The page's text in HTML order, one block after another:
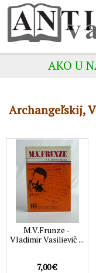
AKO U
Archangeľskij,
M.V.Frunze -
Vladimir Vasilievič ...
7,00 €